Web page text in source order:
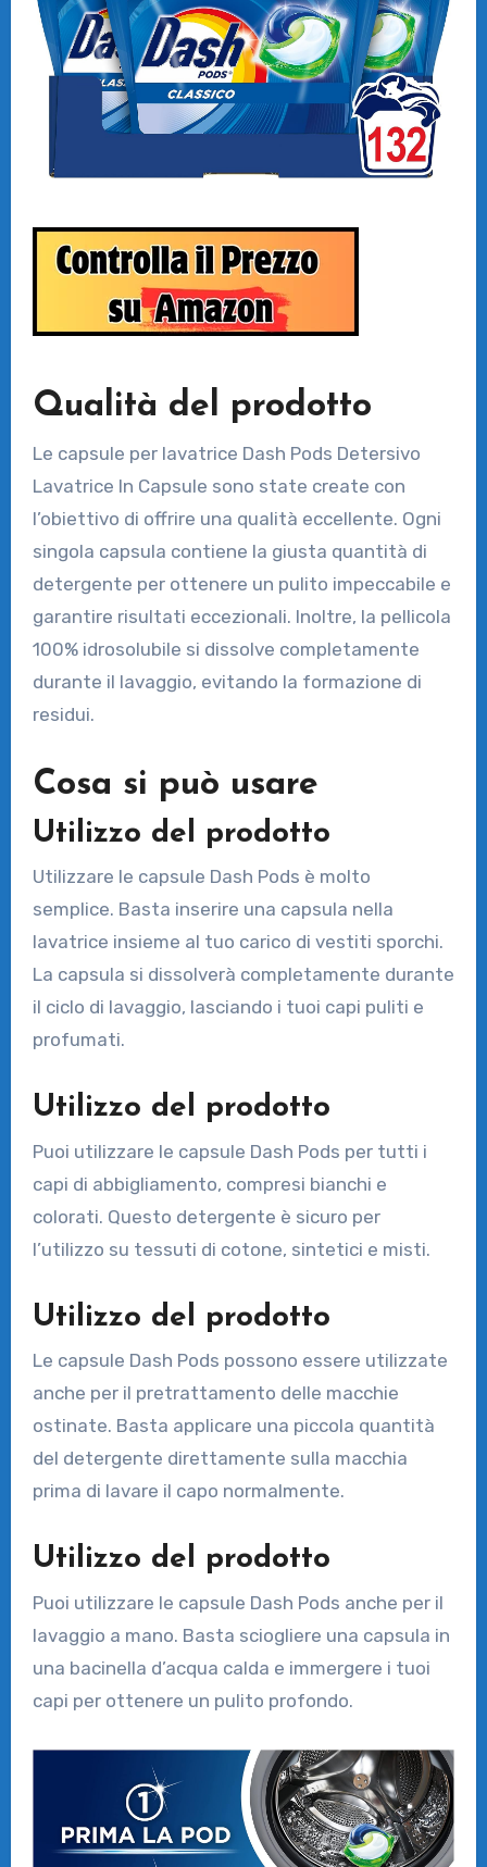
Qualità del prodotto
Le capsule per lavatrice Dash Pods Detersivo
Lavatrice In Capsule sono state create con
l’obiettivo di offrire una qualità eccellente. Ogni
singola capsula contiene la giusta quantità di
detergente per ottenere un pulito impeccabile e
garantire risultati eccezionali. Inoltre, la pellicola
100% idrosolubile si dissolve completamente
durante il lavaggio, evitando la formazione di
residui.
Cosa si può usare
Utilizzo del prodotto
Utilizzare le capsule Dash Pods è molto
semplice. Basta inserire una capsula nella
lavatrice insieme al tuo carico di vestiti sporchi.
La capsula si dissolverà completamente durante
il ciclo di lavaggio, lasciando i tuoi capi puliti e
profumati.
Utilizzo del prodotto
Puoi utilizzare le capsule Dash Pods per tutti i
capi di abbigliamento, compresi bianchi e
colorati. Questo detergente è sicuro per
l’utilizzo su tessuti di cotone, sintetici e misti.
Utilizzo del prodotto
Le capsule Dash Pods possono essere utilizzate
anche per il pretrattamento delle macchie
ostinate. Basta applicare una piccola quantità
del detergente direttamente sulla macchia
prima di lavare il capo normalmente.
Utilizzo del prodotto
Puoi utilizzare le capsule Dash Pods anche per il
lavaggio a mano. Basta sciogliere una capsula in
una bacinella d’acqua calda e immergere i tuoi
capi per ottenere un pulito profondo.